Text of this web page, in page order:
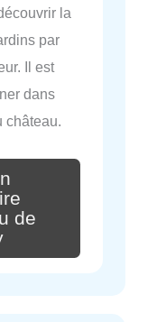
la
par
Il est
dans
château.
de